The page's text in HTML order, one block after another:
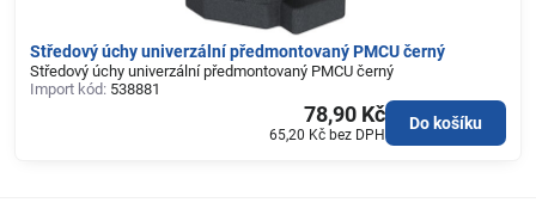
Středový úchy univerzální předmontovaný PMCU černý
Středový úchy univerzální předmontovaný PMCU černý
Import kód: 538881
78,90 Kč
65,20 Kč bez DPH
Do košíku